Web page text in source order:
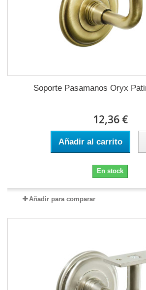
Soporte Pasamanos Oryx
12,36 €
Añadir al carrito
En stock
Añadir para comparar